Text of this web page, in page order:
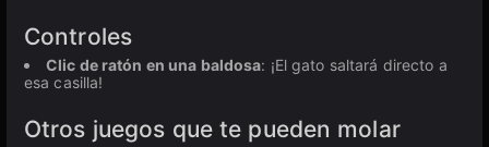
Controles
Clic de ratón en una baldosa: ¡El gato saltará directo a
esa casilla!
Otros juegos que te pueden molar